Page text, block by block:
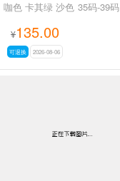
咖色 卡其绿 沙色 35码-39码
¥135.00
可退换 2026-08-06